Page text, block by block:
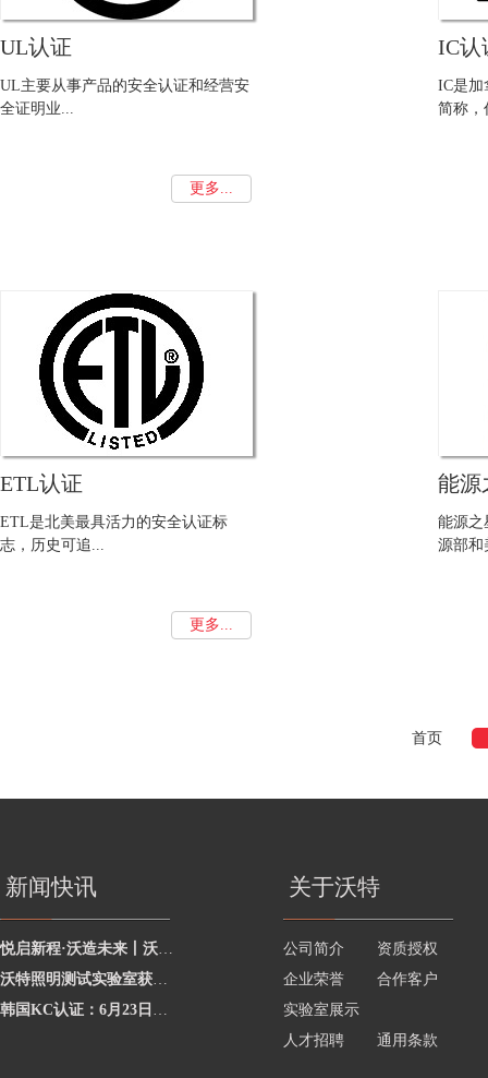
UL认证
UL主要从事产品的安全认证和经营安
全证明业...
更多...
IC认
IC是加
简称，
ETL认证
ETL是北美最具活力的安全认证标
志，历史可追...
更多...
能源
能源之
源部和
首页
新闻快讯
悦启新程·沃造未来丨沃特学院2026年度讲师聘任暨2025年度优秀讲师颁奖活动圆
沃特照明测试实验室获澳洲灯具最新标准CNAS资质，助力企业合规出海澳洲市场
韩国KC认证：6月23日起将执行更严格的网络摄像头安全要求
关于沃特
公司简介
资质授权
企业荣誉
合作客户
实验室展示
人才招聘
通用条款